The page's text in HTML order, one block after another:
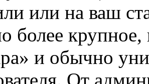
или на ваш
более крупное,
и обычно